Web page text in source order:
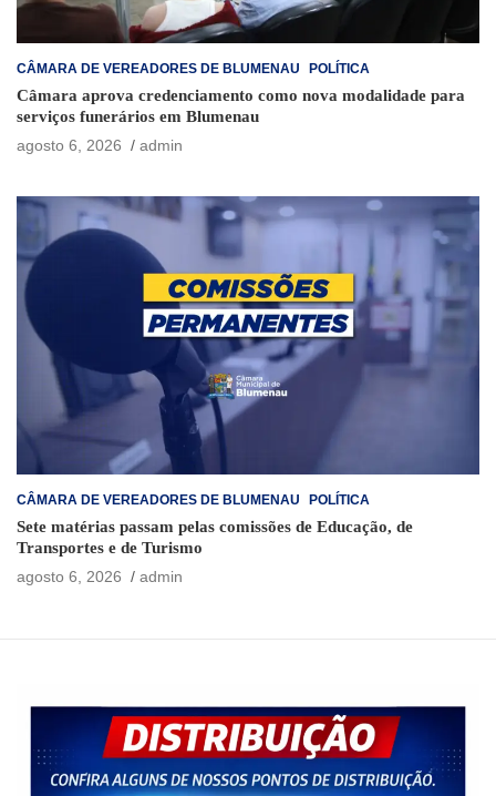
CÂMARA DE VEREADORES DE BLUMENAU POLÍTICA
Câmara aprova credenciamento como nova modalidade para
serviços funerários em Blumenau
agosto 6, 2026
admin
CÂMARA DE VEREADORES DE BLUMENAU POLÍTICA
Sete matérias passam pelas comissões de Educação, de
Transportes e de Turismo
agosto 6, 2026
admin